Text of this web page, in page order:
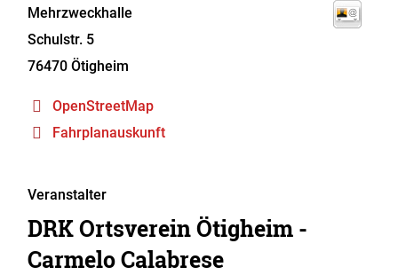
Mehrzweckhalle
Schulstr. 5
76470 Ötigheim
OpenStreetMap
Fahrplanauskunft
Veranstalter
DRK Ortsverein Ötigheim -
Carmelo Calabrese